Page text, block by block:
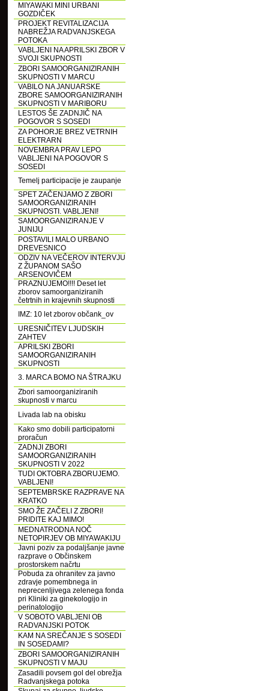
MIYAWAKI MINI URBANI
GOZDIČEK
PROJEKT REVITALIZACIJA
NABREŽJA RADVANJSKEGA
POTOKA
VABLJENI NA APRILSKI ZBOR V
SVOJI SKUPNOSTI
ZBORI SAMOORGANIZIRANIH
SKUPNOSTI V MARCU
VABILO NA JANUARSKE
ZBORE SAMOORGANIZIRANIH
SKUPNOSTI V MARIBORU
LESTOS ŠE ZADNJIČ NA
POGOVOR S SOSEDI
ZA POHORJE BREZ VETRNIH
ELEKTRARN
NOVEMBRA PRAV LEPO
VABLJENI NA POGOVOR S
SOSEDI
Temelj participacije je zaupanje
SPET ZAČENJAMO Z ZBORI
SAMOORGANIZIRANIH
SKUPNOSTI. VABLJENI!
SAMOORGANIZIRANJE V
JUNIJU
POSTAVILI MALO URBANO
DREVESNICO
ODZIV NA VEČEROV INTERVJU
Z ŽUPANOM SAŠO
ARSENOVIČEM
PRAZNUJEMO!!!! Deset let
zborov samoorganiziranih
četrtnih in krajevnih skupnosti
IMZ: 10 let zborov občank_ov
URESNIČITEV LJUDSKIH
ZAHTEV
APRILSKI ZBORI
SAMOORGANIZIRANIH
SKUPNOSTI
3. MARCA BOMO NA ŠTRAJKU
Zbori samoorganiziranih
skupnosti v marcu
Livada lab na obisku
Kako smo dobili participatorni
proračun
ZADNJI ZBORI
SAMOORGANIZIRANIH
SKUPNOSTI V 2022
TUDI OKTOBRA ZBORUJEMO.
VABLJENI!
SEPTEMBRSKE RAZPRAVE NA
KRATKO
SMO ŽE ZAČELI Z ZBORI!
PRIDITE KAJ MIMO!
MEDNATRODNA NOČ
NETOPIRJEV OB MIYAWAKIJU
Javni poziv za podaljšanje javne
razprave o Občinskem
prostorskem načrtu
Pobuda za ohranitev za javno
zdravje pomembnega in
neprecenljivega zelenega fonda
pri Kliniki za ginekologijo in
perinatologijo
V SOBOTO VABLJENI OB
RADVANJSKI POTOK
KAM NA SREČANJE S SOSEDI
IN SOSEDAMI?
ZBORI SAMOORGANIZIRANIH
SKUPNOSTI V MAJU
Zasadili povsem gol del obrežja
Radvanjskega potoka